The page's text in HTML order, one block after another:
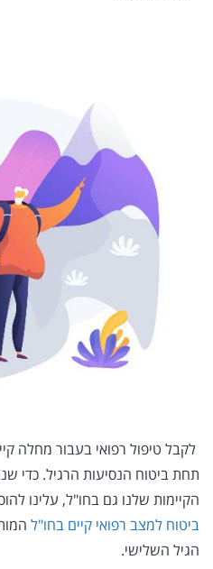
לקבל טיפול רפואי בעבור מחלה
תחת ביטוח הנסיעות הרגיל. כדי
הקיימות שלנו גם בחו"ל, עלינו
ביטוח למצב רפואי קיים בחו"ל
הגיל השלישי.